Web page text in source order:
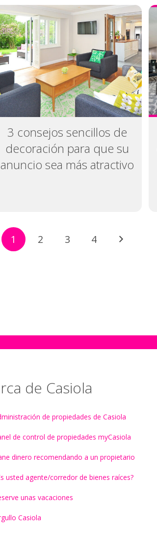
3 consejos sencillos de
decoración para que su
anuncio sea más atractivo
1 2 3 4
de Casiola
de propiedades de Casiola
de control de propiedades myCasiola
dinero recomendando a un propietario
usted agente/corredor de bienes raíces?
unas vacaciones
Casiola